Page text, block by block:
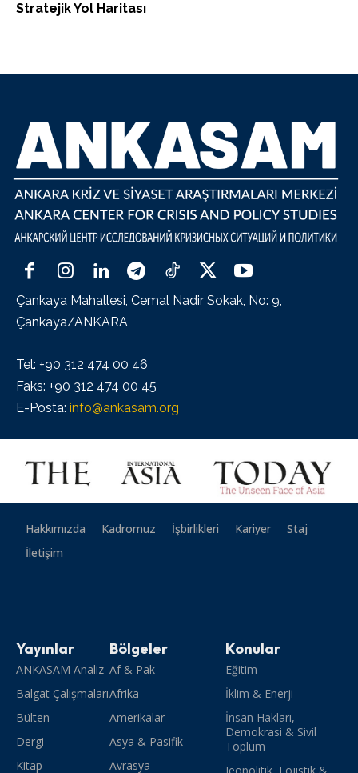
Stratejik Yol Haritası
Çankaya Mahallesi, Cemal Nadir Sokak, No: 9,
Çankaya/ANKARA
Tel: +90 312 474 00 46
Faks: +90 312 474 00 45
E-Posta: info@ankasam.org
Hakkımızda Kadromuz İşbirlikleri Kariyer
Staj
İletişim
Yayınlar
ANKASAM Analiz
Balgat Çalışmaları
Bülten
Dergi
Kitap
Bölgeler
Af & Pak
Afrika
Amerikalar
Asya & Pasifik
Avrasya
Konular
Eğitim
İklim & Enerji
İnsan Hakları,
Demokrasi & Sivil
Toplum